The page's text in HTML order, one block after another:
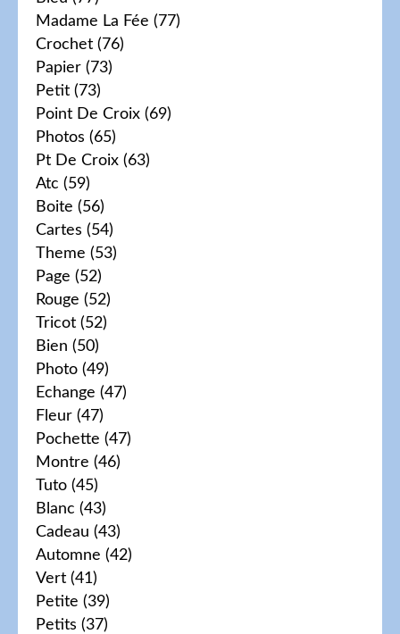
Madame La Fée (77)
Crochet (76)
Papier (73)
Petit (73)
Point De Croix (69)
Photos (65)
Pt De Croix (63)
Atc (59)
Boite (56)
Cartes (54)
Theme (53)
Page (52)
Rouge (52)
Tricot (52)
Bien (50)
Photo (49)
Echange (47)
Fleur (47)
Pochette (47)
Montre (46)
Tuto (45)
Blanc (43)
Cadeau (43)
Automne (42)
Vert (41)
Petite (39)
Petits (37)